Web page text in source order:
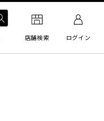
店舗検索 ログイン